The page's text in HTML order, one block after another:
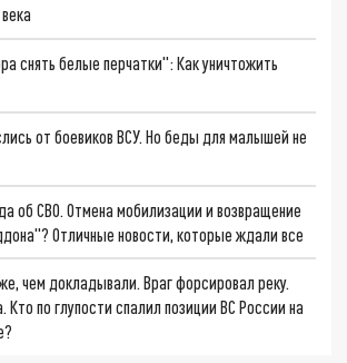
снять белые перчатки": Как уничтожить
от боевиков ВСУ. Но беды для малышей не
об СВО. Отмена мобилизации и возвращение
Отличные новости, которые ждали все
чем докладывали. Враг форсировал реку.
Кто по глупости спалил позиции ВС России на